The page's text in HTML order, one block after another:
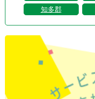
知多郡